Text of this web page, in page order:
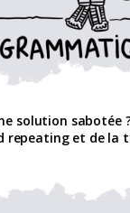
solution sabotée
repeating et de la